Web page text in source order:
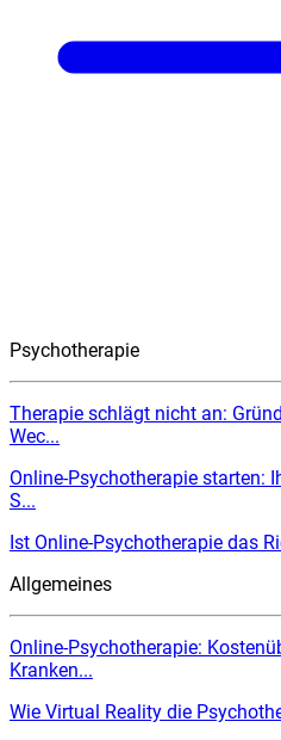
Psychotherapie
Therapie schlägt nicht an:
Wec...
Online-Psychotherapie starten:
S...
Ist Online-Psychotherapie das
Allgemeines
Online-Psychotherapie:
Kranken...
Wie Virtual Reality die